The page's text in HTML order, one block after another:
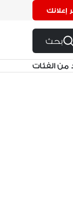
إعلانك
بحث
من الفئات